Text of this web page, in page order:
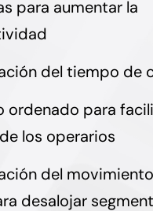
para aumentar la
del tiempo de
ordenado para
los operarios
del
desalojar